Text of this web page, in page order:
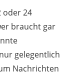
oder 24
braucht gar
gelegentlich
Nachrichten